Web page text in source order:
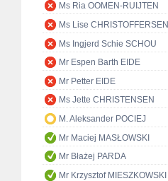
Ms Ria OOMEN-RUIJTEN
Ms Lise CHRISTOFFERSEN
Ms Ingjerd Schie SCHOU
Mr Espen Barth EIDE
Mr Petter EIDE
Ms Jette CHRISTENSEN
M. Aleksander POCIEJ
Mr Maciej MASŁOWSKI
Mr Błażej PARDA
Mr Krzysztof MIESZKOWSKI